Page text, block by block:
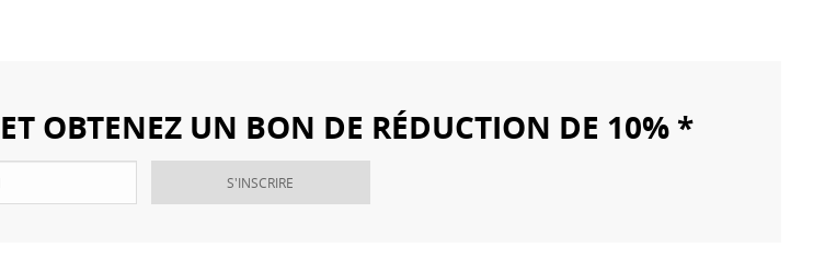
ET OBTENEZ UN BON DE RÉDUCTION DE 10% *
S'INSCRIRE